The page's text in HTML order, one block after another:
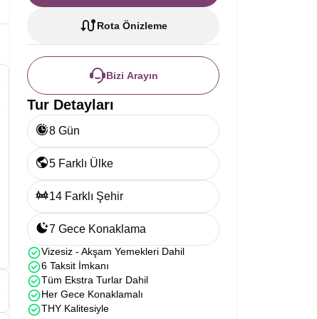
Rota Önizleme
Bizi Arayın
Tur Detayları
8 Gün
5 Farklı Ülke
14 Farklı Şehir
7 Gece Konaklama
Vizesiz - Akşam Yemekleri Dahil
6 Taksit İmkanı
Tüm Ekstra Turlar Dahil
Her Gece Konaklamalı
THY Kalitesiyle